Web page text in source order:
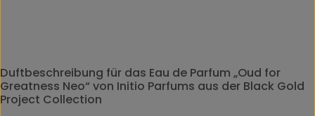
Duftbeschreibung für das Eau de Parfum „Oud for
Greatness Neo“ von Initio Parfums aus der Black Gold
Project Collection